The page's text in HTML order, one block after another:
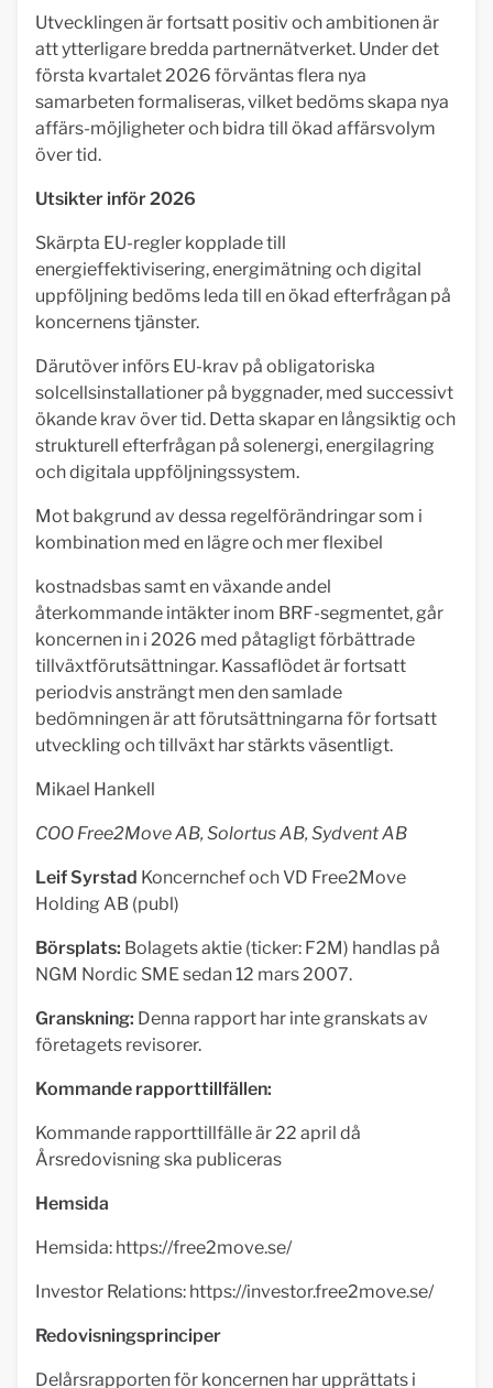
Utvecklingen är fortsatt positiv och ambitionen är
att ytterligare bredda partnernätverket. Under det
första kvartalet 2026 förväntas flera nya
samarbeten formaliseras, vilket bedöms skapa nya
affärs-möjligheter och bidra till ökad affärsvolym
över tid.
Utsikter inför 2026
Skärpta EU-regler kopplade till
energieffektivisering, energimätning och digital
uppföljning bedöms leda till en ökad efterfrågan på
koncernens tjänster.
Därutöver införs EU-krav på obligatoriska
solcellsinstallationer på byggnader, med successivt
ökande krav över tid. Detta skapar en långsiktig och
strukturell efterfrågan på solenergi, energilagring
och digitala uppföljningssystem.
Mot bakgrund av dessa regelförändringar som i
kombination med en lägre och mer flexibel
kostnadsbas samt en växande andel
återkommande intäkter inom BRF-segmentet, går
koncernen in i 2026 med påtagligt förbättrade
tillväxtförutsättningar. Kassaflödet är fortsatt
periodvis ansträngt men den samlade
bedömningen är att förutsättningarna för fortsatt
utveckling och tillväxt har stärkts väsentligt.
Mikael Hankell
COO Free2Move AB, Solortus AB, Sydvent AB
Leif Syrstad Koncernchef och VD Free2Move
Holding AB (publ)
Börsplats: Bolagets aktie (ticker: F2M) handlas på
NGM Nordic SME sedan 12 mars 2007.
Granskning: Denna rapport har inte granskats av
företagets revisorer.
Kommande rapporttillfällen:
Kommande rapporttillfälle är 22 april då
Årsredovisning ska publiceras
Hemsida
Hemsida: https://free2move.se/
Investor Relations: https://investor.free2move.se/
Redovisningsprinciper
Delårsrapporten för koncernen har upprättats i